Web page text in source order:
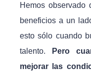
Hemos observado
beneficios a un
esto sólo cuando
talento.
Pero
mejorar las